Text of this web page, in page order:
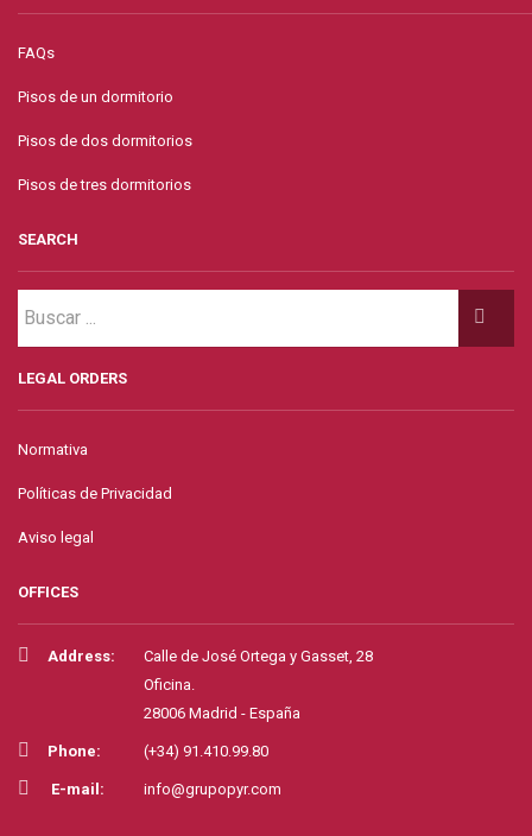
FAQs
Pisos de un dormitorio
Pisos de dos dormitorios
Pisos de tres dormitorios
SEARCH
LEGAL ORDERS
Normativa
Políticas de Privacidad
Aviso legal
OFFICES
Address:
Calle de José Ortega y Gasset, 28
Oficina.
28006 Madrid - España
Phone: (+34) 91.410.99.80
E-mail: info@grupopyr.com